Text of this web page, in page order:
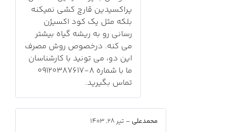
پراکسیدین قارچ کشی نمیکنه
بلکه مثل یک کود اکسیژن
رسانی رو به ریشه گیاه بیشتر
می کنه. درخصوص روش مصرف
این دو، می تونید با کارشناسان
ما با شماره 8-09120387617
تماس بگیرید.
محمدعلی – تیر 28, 1403